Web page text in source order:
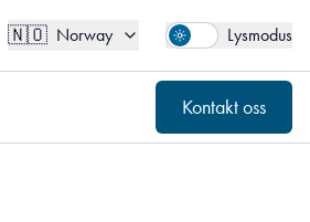
🇳🇴 Norway Lysmodus
Kontakt oss
Norway Kontakt oss